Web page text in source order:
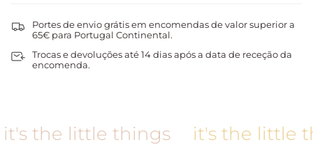
Portes de envio grátis em encomendas de valor superior a
65€ para Portugal Continental.
Trocas e devoluções até 14 dias após a data de receção da
encomenda.
the little things it's the little